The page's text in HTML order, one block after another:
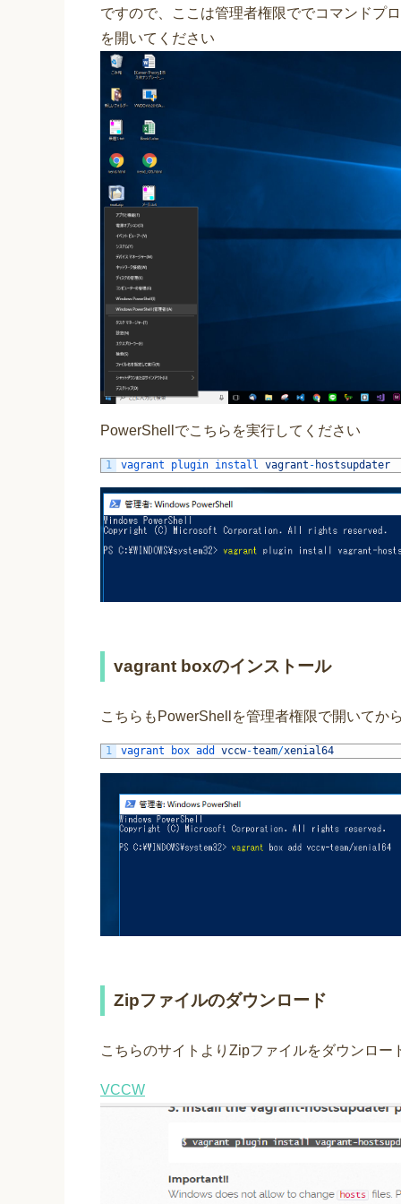
ですので、ここは管理者権限ででコマンドプ
を開いてください
PowerShellでこちらを実行してください
1 vagrant plugin install vagrant - hostsupdater
vagrant boxのインストール
こちらもPowerShellを管理者権限で開いてか
1 vagrant box add vccw-team/xenial64
Zipファイルのダウンロード
こちらのサイトよりZipファイルをダウンロ
VCCW